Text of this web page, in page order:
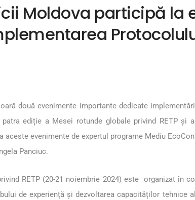
Moldova participă la
două evenimente importante dedicate
ediție a Mesei rotunde globale privind RETP
aceste evenimente de expertul programe Mediu
Panciuc.
RETP (20-21 noiembrie 2024) este organizat în
de experiență și dezvoltarea capacităților tehnice